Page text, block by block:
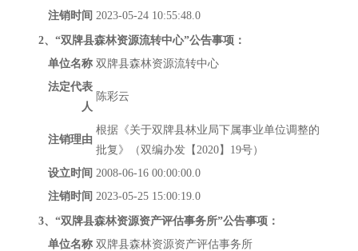
注销时间 2023-05-24 10:55:48.0
2、“双牌县森林资源流转中心”公告事项：
单位名称 双牌县森林资源流转中心
法定代表
人
陈彩云
注销理由
根据《关于双牌县林业局下属事业单位调整的
批复》（双编办发【2020】 19号）
设立时间 2008-06-16 00:00:00.0
注销时间 2023-05-25 15:00:19.0
3、“双牌县森林资源资产评估事务所”公告事项：
单位名称 双牌县森林资源资产评估事务所